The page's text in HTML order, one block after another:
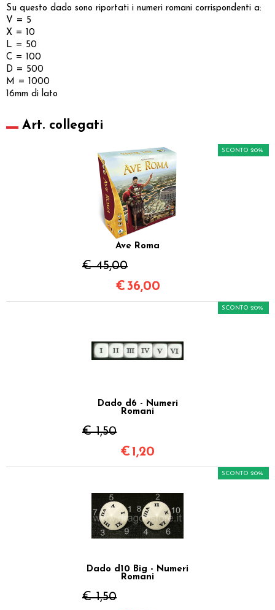
Su questo dado sono riportati i numeri romani corrispondenti a:
V = 5
X = 10
L = 50
C = 100
D = 500
M = 1000
16mm di lato
Art. collegati
Ave Roma
€ 45,00
SCONTO 20%
€36,00
Dado d6 - Numeri
Romani
€ 1,50
SCONTO 20%
€ 1,20
Dado d10 Big - Numeri
Romani
€ 1,50
SCONTO 20%